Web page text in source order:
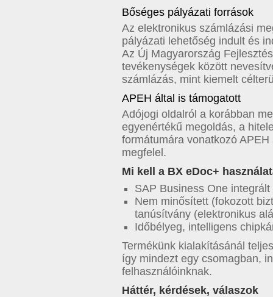
Bőséges pályázati források
Az elektronikus számlázási
pályázati lehetőség indult és
Az Új Magyarország
tevékenységek között
számlázás, mint kiemelt
APEH által is támogatott
Adójogi oldalról a korábban
egyenértékű megoldás, a
formátumára vonatkozó
megfelel.
Mi kell a BX eDoc+
SAP Business One
Nem minősített (fokozott
tanúsítvány (elektronikus
Időbélyeg, intelligens
Termékünk kialakításánál
így mindezt egy csomagban,
felhasználóinknak.
Háttér, kérdések, válaszok